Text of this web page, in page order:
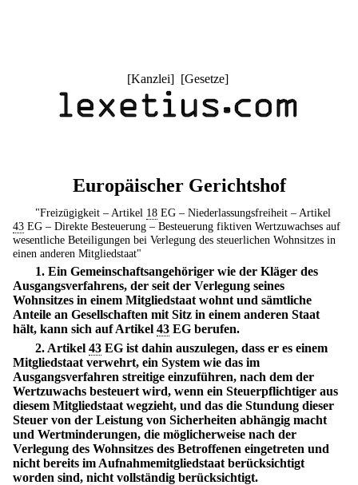
[Kanzlei] [Gesetze]
Europäischer Gerichtshof
"Freizügigkeit – Artikel 18 EG – Niederlassungsfreiheit – Artikel
43 EG – Direkte Besteuerung – Besteuerung fiktiven Wertzuwachses auf
wesentliche Beteiligungen bei Verlegung des steuerlichen Wohnsitzes in
einen anderen Mitgliedstaat"
1. Ein Gemeinschaftsangehöriger wie der Kläger des
Ausgangsverfahrens, der seit der Verlegung seines
Wohnsitzes in einem Mitgliedstaat wohnt und sämtliche
Anteile an Gesellschaften mit Sitz in einem anderen Staat
hält, kann sich auf Artikel 43 EG berufen.
2. Artikel43 EG ist dahin auszulegen, dass er es einem
Mitgliedstaat verwehrt, ein System wie das im
Ausgangsverfahren streitige einzuführen, nach dem der
Wertzuwachs besteuert wird, wenn ein Steuerpflichtiger aus
diesem Mitgliedstaat wegzieht, und das die Stundung dieser
Steuer von der Leistung von Sicherheiten abhängig macht
und Wertminderungen, die möglicherweise nach der
Verlegung des Wohnsitzes des Betroffenen eingetreten und
nicht bereits im Aufnahmemitgliedstaat berücksichtigt
worden sind, nicht vollständig berücksichtigt.